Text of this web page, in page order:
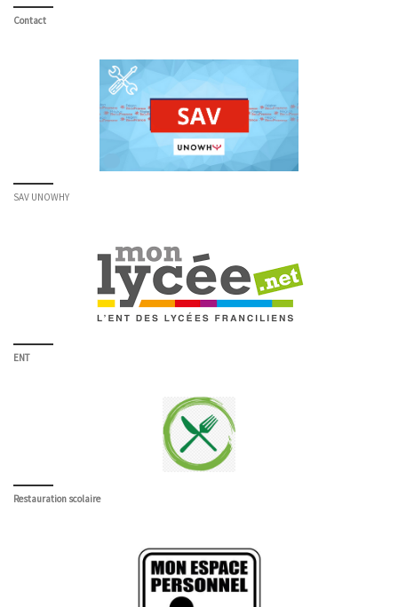
Contact
SAV UNOWHY
ENT
Restauration scolaire